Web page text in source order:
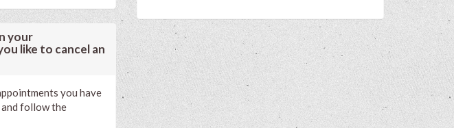
your
like to cancel an
you have
and follow the